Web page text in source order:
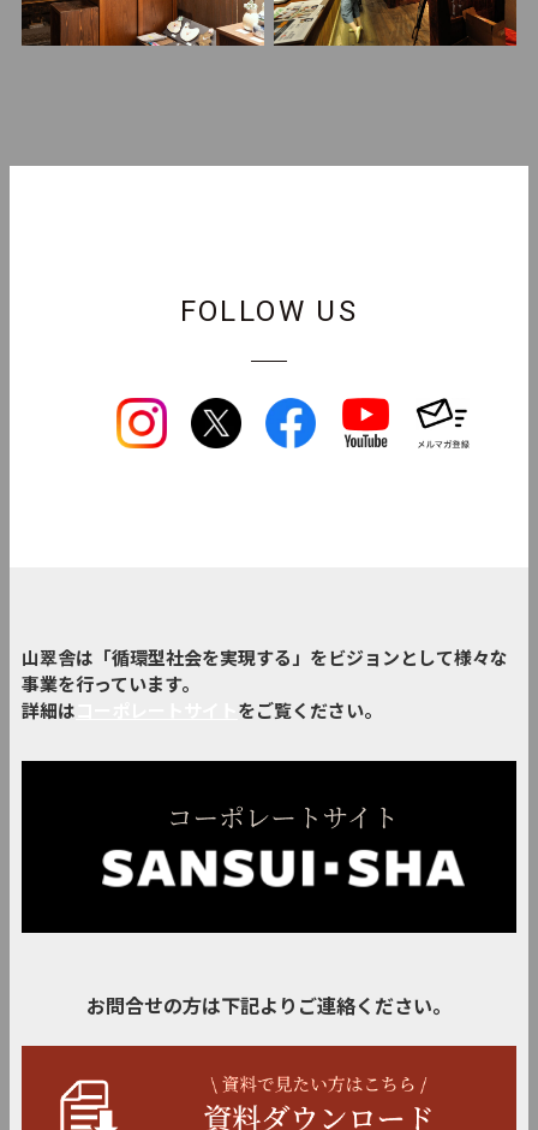
FOLLOW US
山翠舎は「循環型社会を実現する」をビジョンとして様々な
事業を行っています。
詳細は
をご覧ください。
お問合せの方は下記よりご連絡ください。